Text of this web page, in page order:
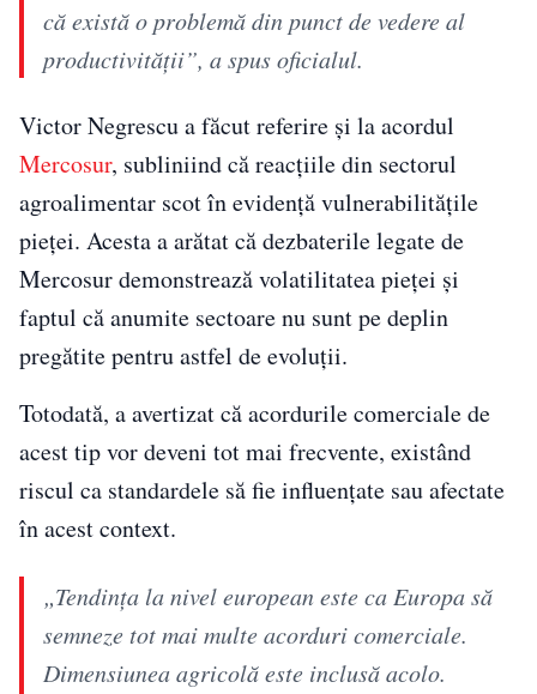
că există o problemă din punct de vedere al
productivității”, a spus oficialul.
Victor Negrescu a făcut referire și la acordul
Mercosur, subliniind că reacțiile din sectorul
agroalimentar scot în evidență vulnerabilitățile
pieței. Acesta a arătat că dezbaterile legate de
Mercosur demonstrează volatilitatea pieței și
faptul că anumite sectoare nu sunt pe deplin
pregătite pentru astfel de evoluții.
Totodată, a avertizat că acordurile comerciale de
acest tip vor deveni tot mai frecvente, existând
riscul ca standardele să fie influențate sau afectate
în acest context.
„Tendința la nivel european este ca Europa să
semneze tot mai multe acorduri comerciale.
Dimensiunea agricolă este inclusă acolo.